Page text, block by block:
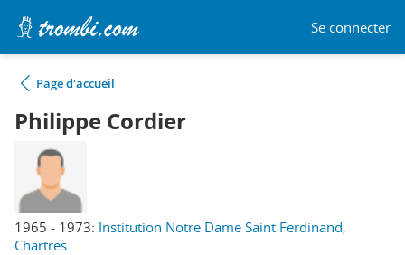
Se connecter
Page d'accueil
Philippe Cordier
1965 - 1973: Institution Notre Dame Saint Ferdinand,
Chartres